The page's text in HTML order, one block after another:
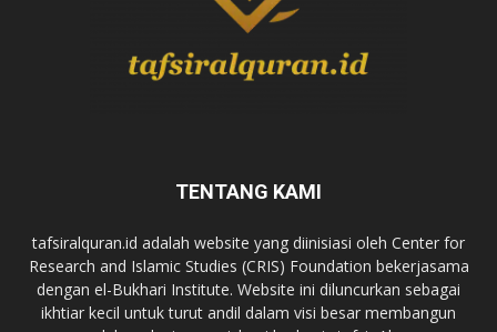
TENTANG KAMI
tafsiralquran.id adalah website yang diinisiasi oleh Center for
Research and Islamic Studies (CRIS) Foundation bekerjasama
dengan el-Bukhari Institute. Website ini diluncurkan sebagai
ikhtiar kecil untuk turut andil dalam visi besar membangun